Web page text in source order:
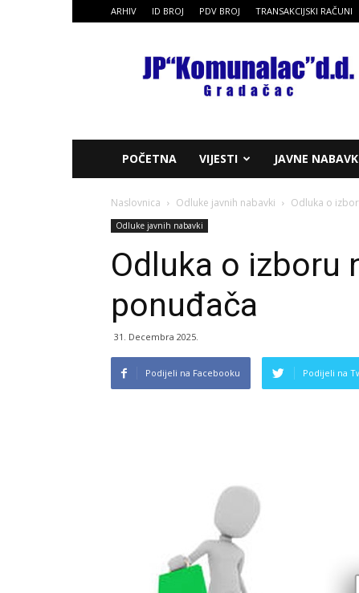
ARHIV ID BROJ PDV BROJ TRANSAKCIJSKI RAČUNI
JP
Komunalac
POČETNA VIJESTI JAVNE
Naslovnica Odluke javnih nabavki Odluka o
Odluke javnih nabavki
Odluka o izboru
ponuđača
31. Decembra 2025.
Podijeli na Facebooku Podijeli na